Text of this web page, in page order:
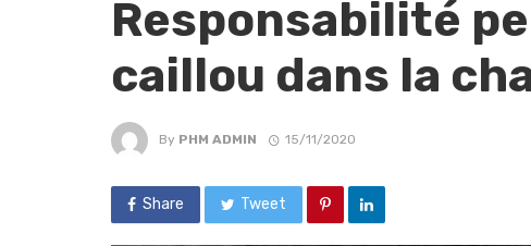
Responsabilité
caillou dans la
By PHM ADMIN 15/11/2020
Share Tweet